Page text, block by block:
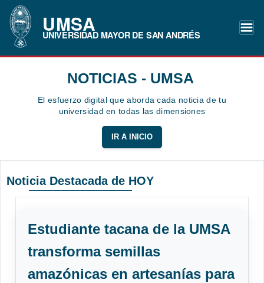
UMSA
UNIVERSIDAD MAYOR DE SAN ANDRÉS
NOTICIAS - UMSA
El esfuerzo digital que aborda cada noticia de tu
universidad en todas las dimensiones
IR A INICIO
Noticia Destacada de HOY
Estudiante tacana de la UMSA
transforma semillas
amazónicas en artesanías para